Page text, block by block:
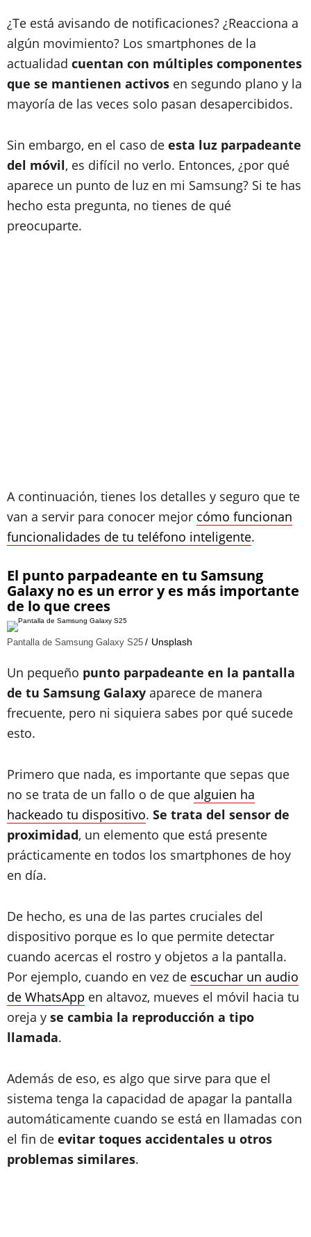
¿Te está avisando de notificaciones? ¿Reacciona a
algún movimiento? Los smartphones de la
actualidad cuentan con múltiples componentes
que se mantienen activos en segundo plano y la
mayoría de las veces solo pasan desapercibidos.
Sin embargo, en el caso de esta luz parpadeante
del móvil, es difícil no verlo. Entonces, ¿por qué
aparece un punto de luz en mi Samsung? Si te has
hecho esta pregunta, no tienes de qué
preocuparte.
A continuación, tienes los detalles y seguro que te
van a servir para conocer mejor cómo funcionan
funcionalidades de tu teléfono inteligente.
El punto parpadeante en tu Samsung
Galaxy no es un error y es más importante
de lo que crees
Pantalla de Samsung Galaxy S25 Unsplash
Un pequeño punto parpadeante en la pantalla
de tu Samsung Galaxy aparece de manera
frecuente, pero ni siquiera sabes por qué sucede
esto.
Primero que nada, es importante que sepas que
no se trata de un fallo o de que alguien ha
hackeado tu dispositivo. Se trata del sensor de
proximidad, un elemento que está presente
prácticamente en todos los smartphones de hoy
en día.
De hecho, es una de las partes cruciales del
dispositivo porque es lo que permite detectar
cuando acercas el rostro y objetos a la pantalla.
Por ejemplo, cuando en vez de escuchar un audio
de WhatsApp en altavoz, mueves el móvil hacia tu
oreja y se cambia la reproducción a tipo
llamada.
Además de eso, es algo que sirve para que el
sistema tenga la capacidad de apagar la pantalla
automáticamente cuando se está en llamadas con
el fin de evitar toques accidentales u otros
problemas similares.